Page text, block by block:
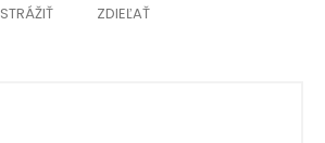
STRÁŽIŤ ZDIEĽAŤ